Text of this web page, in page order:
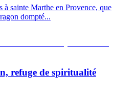
à sainte Marthe en Provence, que
dompté...
refuge de spiritualité